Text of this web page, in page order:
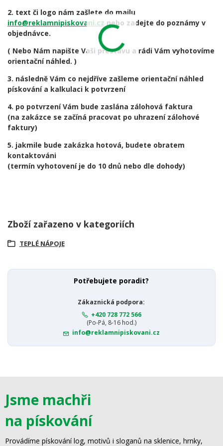
2. text či logo nám zašlete do mailu
info@reklamnipiskovani.cz nebo zadejte do poznámy v
objednávce.
( Nebo Nám napište Vaši přestavu a rádi Vám vyhotovíme
orientační náhled. )
3. následně Vám co nejdříve zašleme orientační náhled
pískování a kalkulaci k potvrzení
4. po potvrzení Vám bude zaslána zálohová faktura
(na zakázce se začíná pracovat po uhrazení zálohové
faktury)
5. jakmile bude zakázka hotová, budete obratem
kontaktováni
(termín vyhotovení je do 10 dnů nebo dle dohody)
Zboží zařazeno v kategoriích
TEPLÉ NÁPOJE
Potřebujete poradit?
Zákaznická podpora:
+420 728 772 566
(Po-Pá, 8-16 hod.)
info@reklamnipiskovani.cz
Jsme machři
na pískování
Provádíme pískování log, motivů i sloganů na sklenice, hrnky,